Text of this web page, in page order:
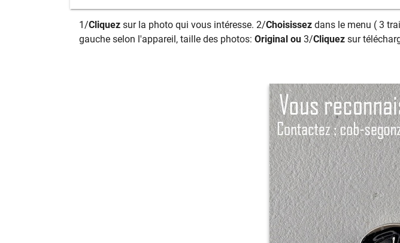
1/Cliquez sur la photo qui vous intéresse. 2/Choisissez dans le menu ( 3
gauche selon l'appareil, taille des photos: Original ou 3/Cliquez sur